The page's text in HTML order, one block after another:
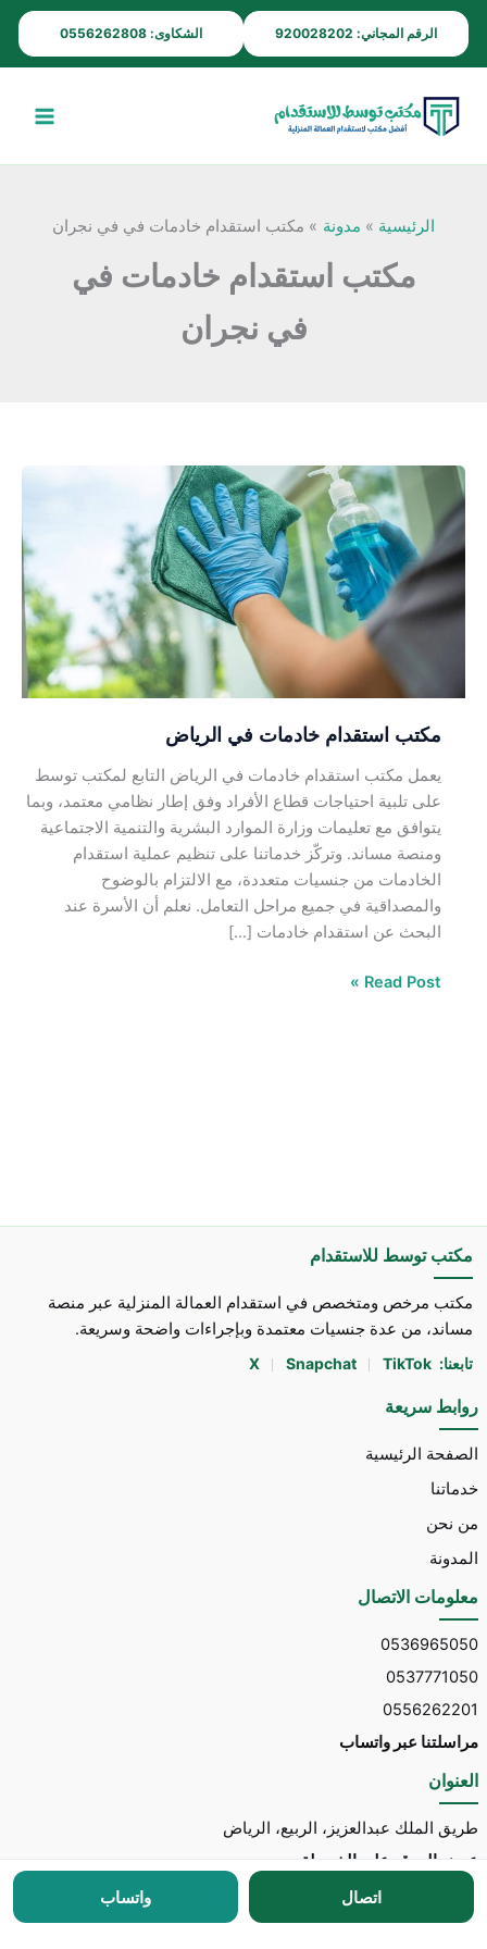
الرقم المجاني: 920028202 الشكاوى: 0556262808
تخطي
إلى
المحتوى
الرئيسية مدونة مكتب استقدام خادمات في في نجران
مكتب استقدام خادمات في
في نجران
مكتب استقدام خادمات في الرياض
يعمل مكتب استقدام خادمات في الرياض التابع لمكتب توسط
على تلبية احتياجات قطاع الأفراد وفق إطار نظامي معتمد، وبما
يتوافق مع تعليمات وزارة الموارد البشرية والتنمية الاجتماعية
ومنصة مساند. وتركّز خدماتنا على تنظيم عملية استقدام
الخادمات من جنسيات متعددة، مع الالتزام بالوضوح
والمصداقية في جميع مراحل التعامل. نعلم أن الأسرة عند
البحث عن استقدام خادمات […]
مكتب
استقدام
خادمات
في
الرياض
Read Post »
مكتب توسط للاستقدام
مكتب مرخص ومتخصص في استقدام العمالة المنزلية عبر منصة
مساند، من عدة جنسيات معتمدة وبإجراءات واضحة وسريعة.
تابعنا: X Snapchat TikTok
روابط سريعة
الصفحة الرئيسية
خدماتنا
من نحن
المدونة
معلومات الاتصال
0536965050
0537771050
0556262201
مراسلتنا عبر واتساب
العنوان
طريق الملك عبدالعزيز، الربيع، الرياض
عرض الموقع على الخريطة
مكتب توسط للاستقدام
اتصال واتساب